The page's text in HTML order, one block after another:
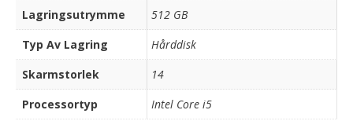
Lagringsutrymme
512 GB
Typ Av Lagring
Hårddisk
Skarmstorlek
14
Processortyp
Intel Core i5